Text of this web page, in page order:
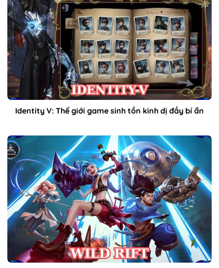
Identity V: Thế giới game sinh tồn kinh dị đầy bí ẩn